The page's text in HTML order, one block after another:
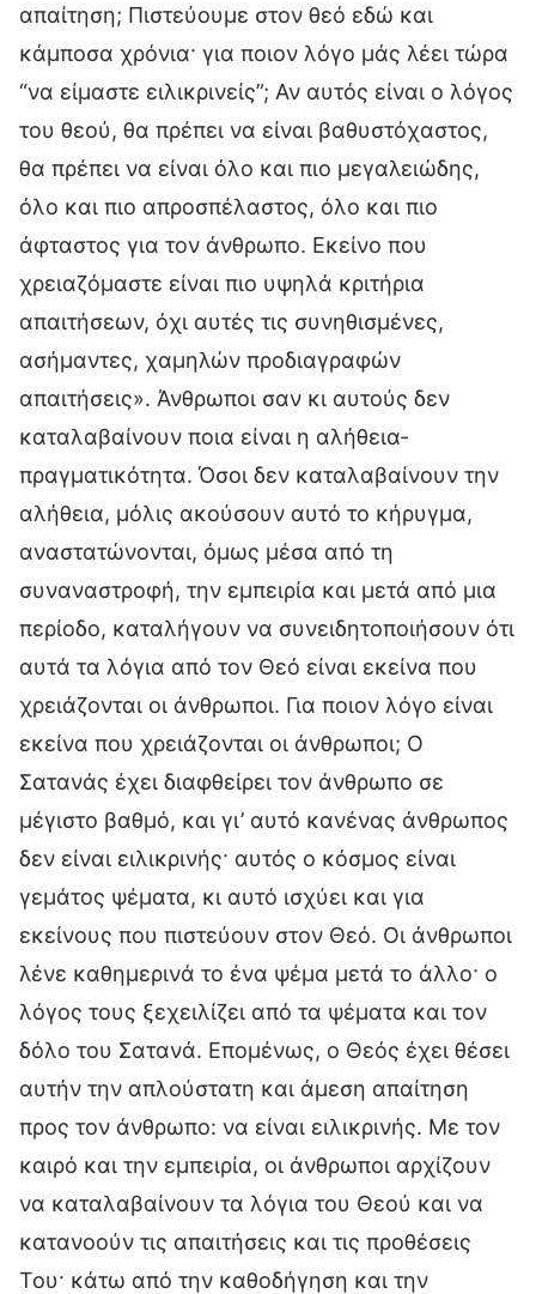
απαίτηση; Πιστεύουμε στον θεό εδώ και
κάμποσα χρόνια· για ποιον λόγο μάς λέει τώρα
“να είμαστε ειλικρινείς”; Αν αυτός είναι ο λόγος
του θεού, θα πρέπει να είναι βαθυστόχαστος,
θα πρέπει να είναι όλο και πιο μεγαλειώδης,
όλο και πιο απροσπέλαστος, όλο και πιο
άφταστος για τον άνθρωπο. Εκείνο που
χρειαζόμαστε είναι πιο υψηλά κριτήρια
απαιτήσεων, όχι αυτές τις συνηθισμένες,
ασήμαντες, χαμηλών προδιαγραφών
απαιτήσεις». Άνθρωποι σαν κι αυτούς δεν
καταλαβαίνουν ποια είναι η αλήθεια-
πραγματικότητα. Όσοι δεν καταλαβαίνουν την
αλήθεια, μόλις ακούσουν αυτό το κήρυγμα,
αναστατώνονται, όμως μέσα από τη
συναναστροφή, την εμπειρία και μετά από μια
περίοδο, καταλήγουν να συνειδητοποιήσουν ότι
αυτά τα λόγια από τον Θεό είναι εκείνα που
χρειάζονται οι άνθρωποι. Για ποιον λόγο είναι
εκείνα που χρειάζονται οι άνθρωποι; Ο
Σατανάς έχει διαφθείρει τον άνθρωπο σε
μέγιστο βαθμό, και γι’ αυτό κανένας άνθρωπος
δεν είναι ειλικρινής· αυτός ο κόσμος είναι
γεμάτος ψέματα, κι αυτό ισχύει και για
εκείνους που πιστεύουν στον Θεό. Οι άνθρωποι
λένε καθημερινά το ένα ψέμα μετά το άλλο· ο
λόγος τους ξεχειλίζει από τα ψέματα και τον
δόλο του Σατανά. Επομένως, ο Θεός έχει θέσει
αυτήν την απλούστατη και άμεση απαίτηση
προς τον άνθρωπο: να είναι ειλικρινής. Με τον
καιρό και την εμπειρία, οι άνθρωποι αρχίζουν
να καταλαβαίνουν τα λόγια του Θεού και να
κατανοούν τις απαιτήσεις και τις προθέσεις
Του· κάτω από την καθοδήγηση και την